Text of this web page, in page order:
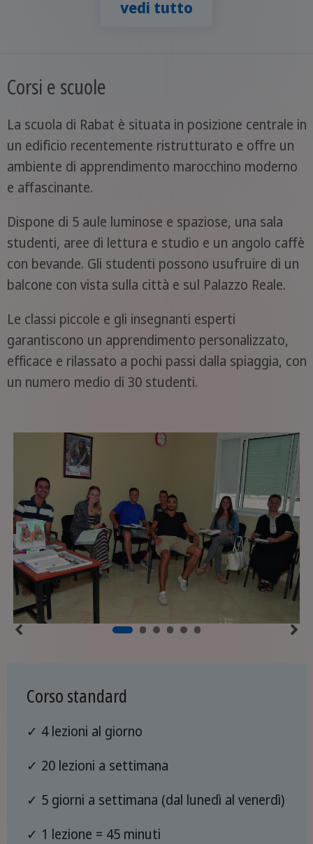
vedi tutto
Corsi e scuole
La scuola di Rabat è situata in posizione centrale in
un edificio recentemente ristrutturato e offre un
ambiente di apprendimento marocchino moderno
e affascinante.
Dispone di 5 aule luminose e spaziose, una sala
studenti, aree di lettura e studio e un angolo caffè
con bevande. Gli studenti possono usufruire di un
balcone con vista sulla città e sul Palazzo Reale.
Le classi piccole e gli insegnanti esperti
garantiscono un apprendimento personalizzato,
efficace e rilassato a pochi passi dalla spiaggia, con
un numero medio di 30 studenti.
Corso standard
✓ 4 lezioni al giorno
✓ 20 lezioni a settimana
✓ 5 giorni a settimana (dal lunedì al venerdì)
✓ 1 lezione = 45 minuti